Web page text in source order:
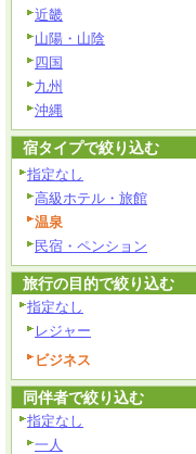
近畿
山陽・山陰
四国
九州
沖縄
宿タイプで絞り込む
指定なし
高級ホテル・旅館
温泉
民宿・ペンション
旅行の目的で絞り込む
指定なし
レジャー
ビジネス
同伴者で絞り込む
指定なし
一人